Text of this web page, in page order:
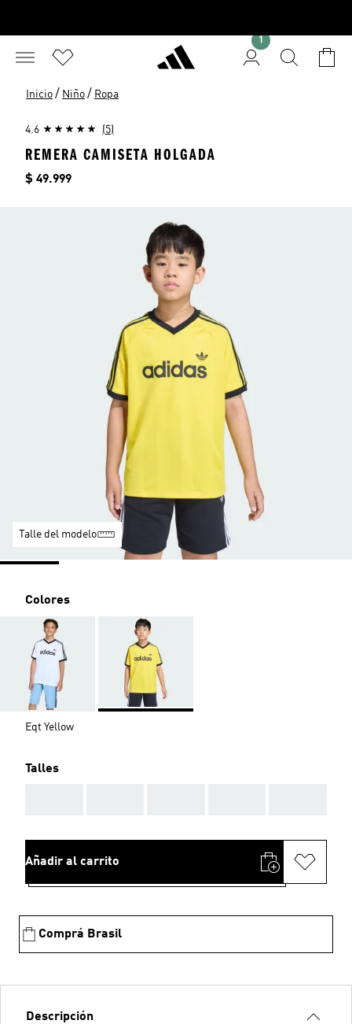
1
Inicio / Niño / Ropa
4.6 (5)
REMERA CAMISETA HOLGADA
Precio
$ 49.999
Talle del modelo
Colores
Eqt Yellow
Talles
Añadir al carrito
Comprá Brasil
Descripción